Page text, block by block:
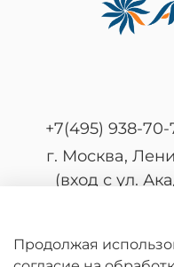
+7(495) 938-70-
г. Москва,
(вход с ул.
Продолжая